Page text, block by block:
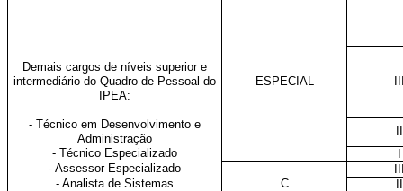
Demais cargos de níveis superior e
intermediário do Quadro de Pessoal do
IPEA:
ESPECIAL
- Técnico em Desenvolvimento e
Administração
- Técnico Especializado
- Assessor Especializado
- Analista de Sistemas
C